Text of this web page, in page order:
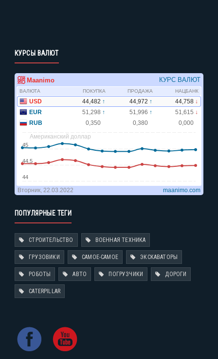
КУРСЫ ВАЛЮТ
ПОПУЛЯРНЫЕ ТЕГИ
СТРОИТЕЛЬСТВО ВОЕННАЯ ТЕХНИКА
ГРУЗОВИКИ САМОЕ-САМОЕ ЭКСКАВАТОРЫ
РОБОТЫ АВТО ПОГРУЗЧИКИ ДОРОГИ
CATERPILLAR